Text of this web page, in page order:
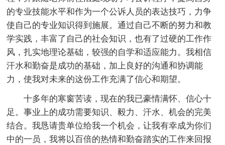
的专业技能水平和作为一个公诉人员的表达技巧，力争
使自己的专业知识得到施展。通过自己不断的努力和教
学实践，丰富了自己的社会知识，也有了过硬的工作作
风，扎实地理论基础，较强的自学和适应能力。我相信
汗水和勤奋是成功的基础，加上良好的沟通和协调能
力，使我对未来的这份工作充满了信心和期望。
十多年的寒窗苦读，现在的我已豪情满怀、信心十
足。事业上的成功需要知识、毅力、汗水、机会的完美
结合。我恳请贵单位给我一个机会，让我有幸成为你们
中的一员，我将以百倍的热情和勤奋踏实的工作来回报